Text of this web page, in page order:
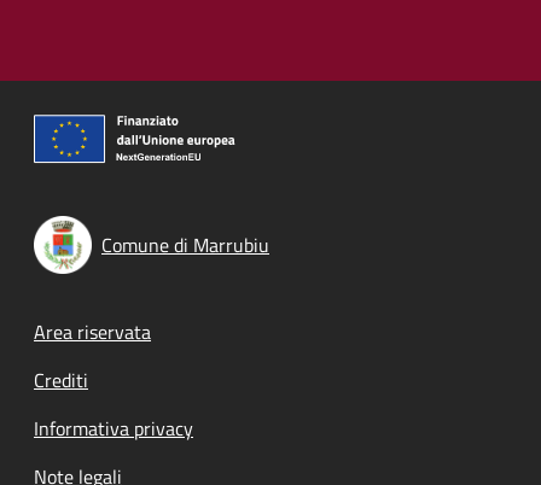
Comune di Marrubiu
Footer menu
Area riservata
Crediti
Informativa privacy
Note legali